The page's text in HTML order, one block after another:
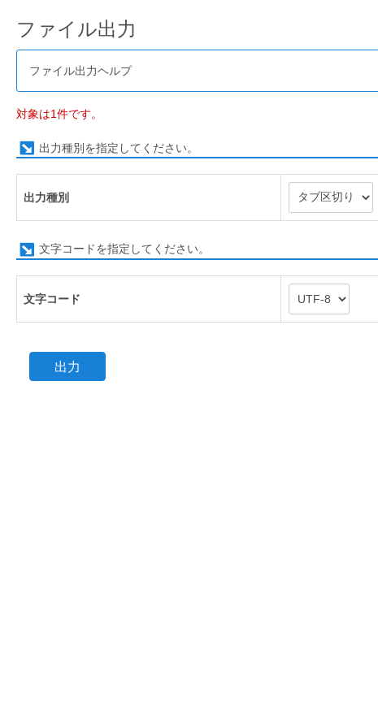
ファイル出力
ファイル出力ヘルプ
対象は1件です。
出力種別を指定してください。
出力種別
文字コードを指定してください。
文字コード